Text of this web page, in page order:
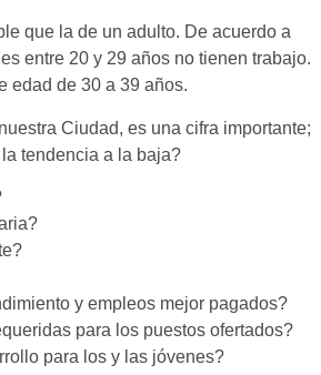
que la de un adulto. De acuerdo a
entre 20 y 29 años no tienen trabajo.
edad de 30 a 39 años.
Ciudad, es una cifra importante;
tendencia a la baja?
y empleos mejor pagados?
para los puestos ofertados?
para los y las jóvenes?